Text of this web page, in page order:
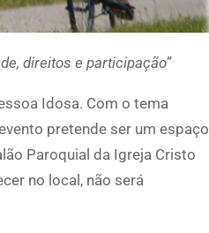
direitos e participação”
Idosa. Com o tema
pretende ser um espaço
Paroquial da Igreja Cristo
no local, não será